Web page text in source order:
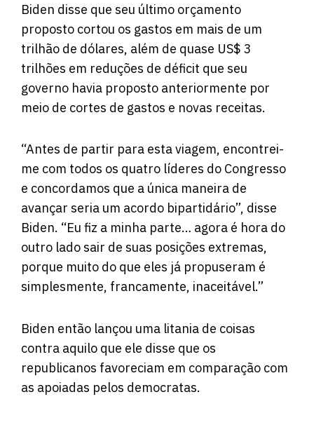
Biden disse que seu último orçamento
proposto cortou os gastos em mais de um
trilhão de dólares, além de quase US$ 3
trilhões em reduções de déficit que seu
governo havia proposto anteriormente por
meio de cortes de gastos e novas receitas.
“Antes de partir para esta viagem, encontrei-
me com todos os quatro líderes do Congresso
e concordamos que a única maneira de
avançar seria um acordo bipartidário”, disse
Biden. “Eu fiz a minha parte… agora é hora do
outro lado sair de suas posições extremas,
porque muito do que eles já propuseram é
simplesmente, francamente, inaceitável.”
Biden então lançou uma litania de coisas
contra aquilo que ele disse que os
republicanos favoreciam em comparação com
as apoiadas pelos democratas.